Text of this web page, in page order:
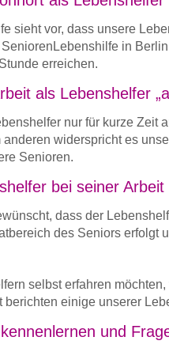
sieht vor, dass unsere
in
erreichen.
als Lebenshelfer
nur für kurze Zeit
widerspricht es
Senioren.
bei seiner Arbeit
dass der
des Seniors erfolgt
selbst erfahren
berichten einige unserer
und